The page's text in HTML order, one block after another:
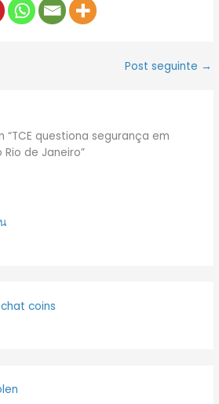
Post seguinte →
“TCE questiona segurança em
de Janeiro”
coins